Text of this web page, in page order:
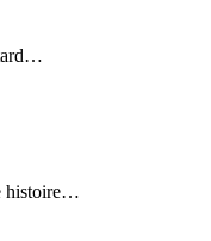
histoire…